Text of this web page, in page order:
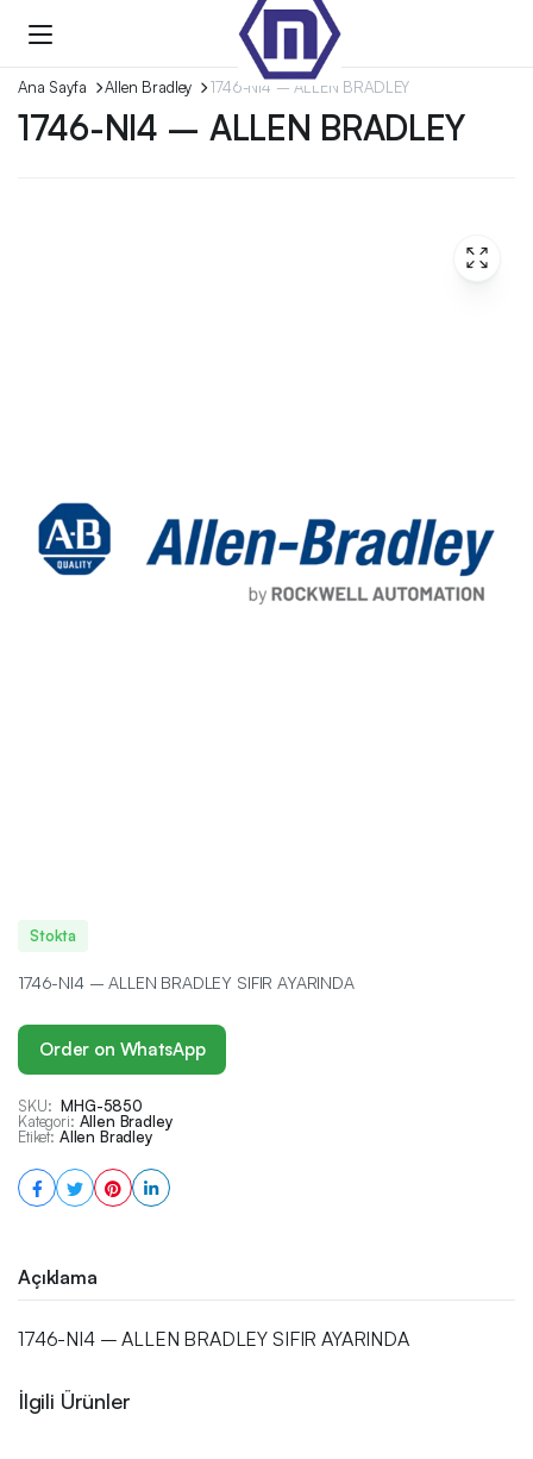
Ana Sayfa Allen Bradley 1746-NI4 – ALLEN BRADLEY
1746-NI4 – ALLEN BRADLEY
Stokta
1746-NI4 – ALLEN BRADLEY SIFIR AYARINDA
Order on WhatsApp
SKU: MHG-5850
Kategori: Allen Bradley
Etiket: Allen Bradley
Açıklama
1746-NI4 – ALLEN BRADLEY SIFIR AYARINDA
İlgili Ürünler